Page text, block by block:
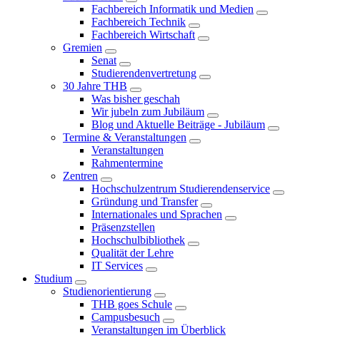
Fachbereich Informatik und Medien
Fachbereich Technik
Fachbereich Wirtschaft
Gremien
Senat
Studierendenvertretung
30 Jahre THB
Was bisher geschah
Wir jubeln zum Jubiläum
Blog und Aktuelle Beiträge - Jubiläum
Termine & Veranstaltungen
Veranstaltungen
Rahmentermine
Zentren
Hochschulzentrum Studierendenservice
Gründung und Transfer
Internationales und Sprachen
Präsenzstellen
Hochschulbibliothek
Qualität der Lehre
IT Services
Studium
Studienorientierung
THB goes Schule
Campusbesuch
Veranstaltungen im Überblick